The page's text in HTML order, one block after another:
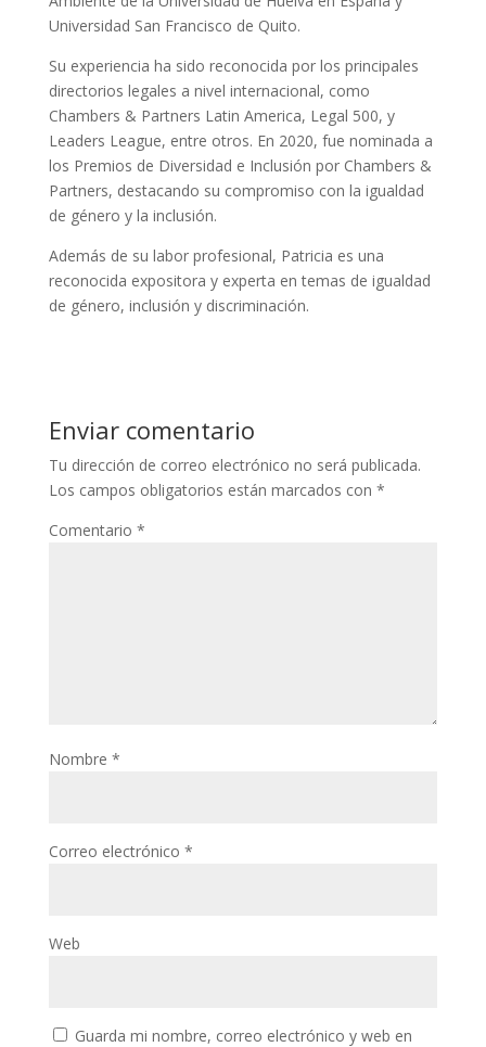
Universidad San Francisco de Quito.
Su experiencia ha sido reconocida por los principales
directorios legales a nivel internacional, como
Chambers & Partners Latin America, Legal 500, y
Leaders League, entre otros. En 2020, fue nominada a
los Premios de Diversidad e Inclusión por Chambers &
Partners, destacando su compromiso con la igualdad
de género y la inclusión.
Además de su labor profesional, Patricia es una
reconocida expositora y experta en temas de igualdad
de género, inclusión y discriminación.
Enviar comentario
Tu dirección de correo electrónico no será publicada.
Los campos obligatorios están marcados con *
Comentario *
Nombre *
Correo electrónico *
Web
Guarda mi nombre, correo electrónico y web en